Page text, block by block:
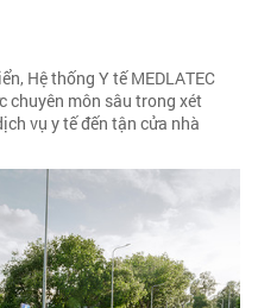
Hệ thống Y tế MEDLATEC
chuyên môn sâu trong xét
vụ y tế đến tận cửa nhà